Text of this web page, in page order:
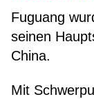
Fuguang
seinen
China.
Mit